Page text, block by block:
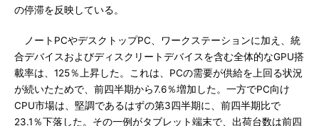
の停滞を反映している。
ノートPCやデスクトップPC、ワークステーションに加え、統
合デバイスおよびディスクリートデバイスを含む全体的なGPU搭
載率は、125％上昇した。これは、PCの需要が供給を上回る状況
が続いたためで、前四半期から7.6％増加した。一方でPC向け
CPU市場は、堅調であるはずの第3四半期に、前四半期比で
23.1％下落した。その一例がタブレット端末で、出荷台数は前四